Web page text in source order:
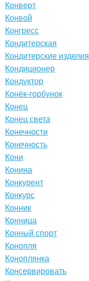
Конверт
Конвой
Конгресс
Кондитерская
Кондитерские изделия
Кондиционер
Кондуктор
Конёк-горбунок
Конец
Конец света
Конечности
Конечность
Кони
Конина
Конкурент
Конкурс
Конник
Конница
Конный спорт
Конопля
Коноплянка
Консервировать